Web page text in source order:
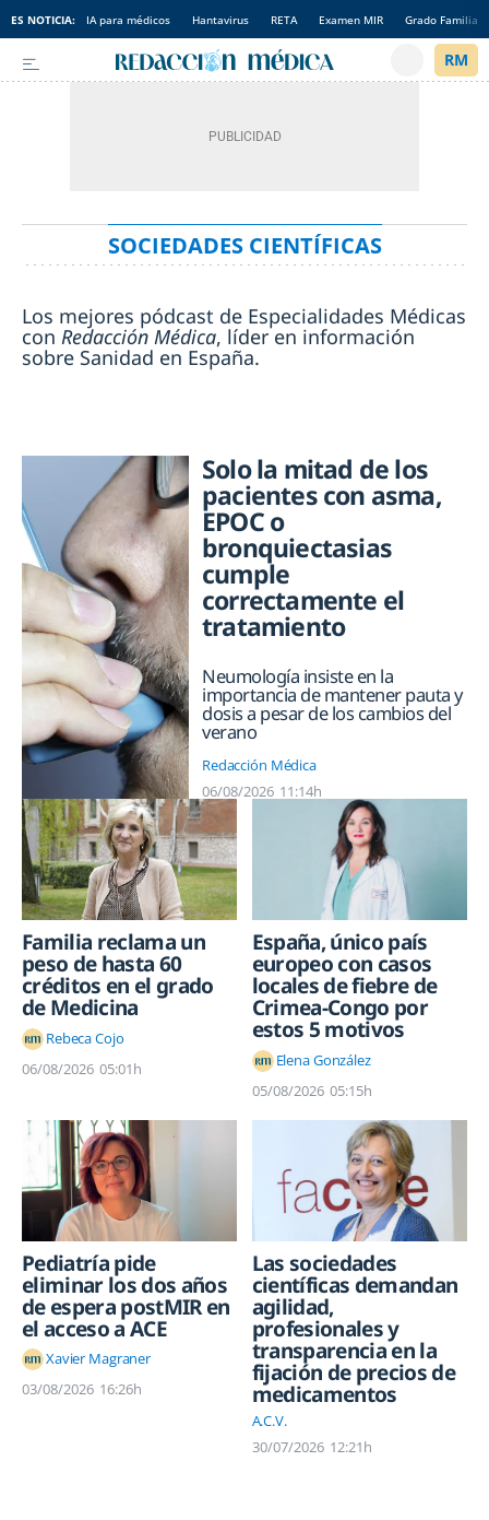
ES NOTICIA: IA para médicos Hantavirus RETA Examen MIR Grado Familia
SOCIEDADES CIENTÍFICAS
Los mejores pódcast de Especialidades Médicas
con Redacción Médica, líder en información
sobre Sanidad en España.
Solo la mitad de los
pacientes con asma,
EPOC o
bronquiectasias
cumple
correctamente el
tratamiento
Neumología insiste en la
importancia de mantener pauta y
dosis a pesar de los cambios del
verano
Redacción Médica
06/08/2026 11:14h
Familia reclama un
peso de hasta 60
créditos en el grado
de Medicina
Rebeca Cojo
06/08/2026 05:01h
España, único país
europeo con casos
locales de fiebre de
Crimea-Congo por
estos 5 motivos
Elena González
05/08/2026 05:15h
Pediatría pide
eliminar los dos años
de espera postMIR en
el acceso a ACE
Xavier Magraner
03/08/2026 16:26h
Las sociedades
científicas demandan
agilidad,
profesionales y
transparencia en la
fijación de precios de
medicamentos
A.C.V.
30/07/2026 12:21h